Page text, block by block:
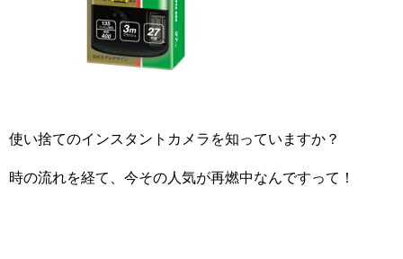
使い捨てのインスタントカメラを知っていますか？
時の流れを経て、今その人気が再燃中なんですって！